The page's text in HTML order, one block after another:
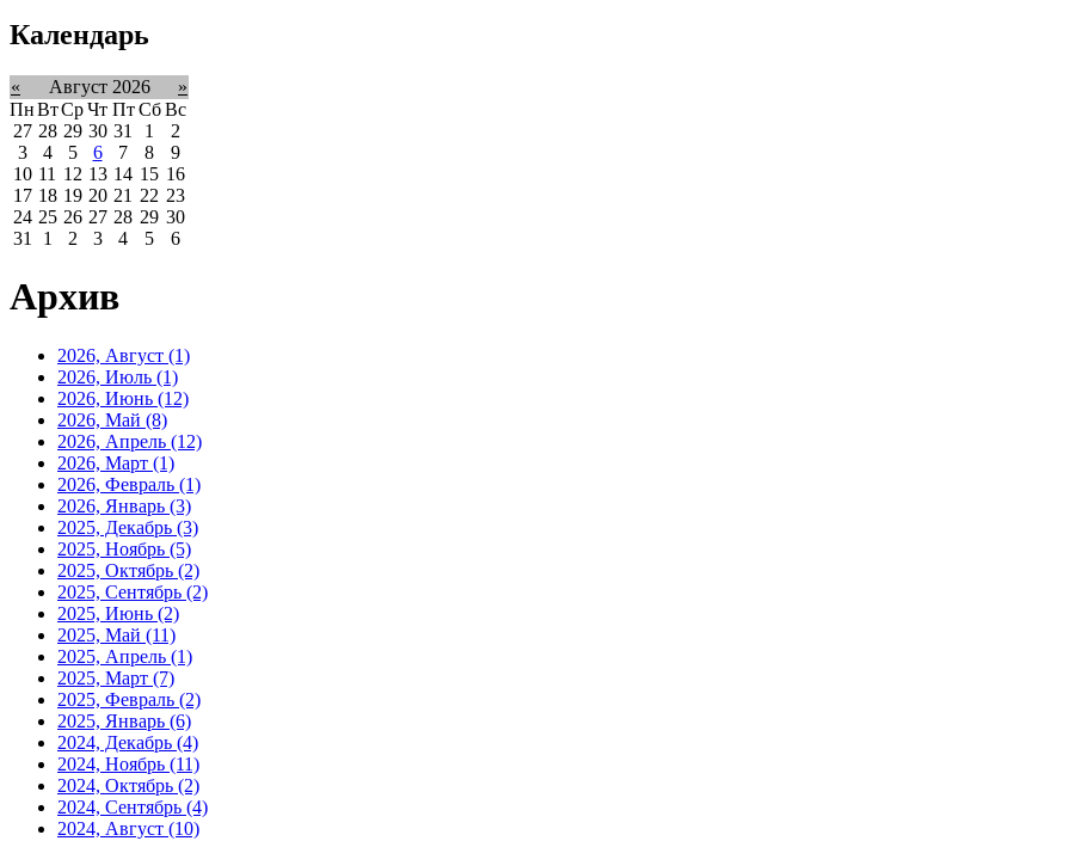
Календарь
« Август 2026
»
ПнВтСрЧт Пт Сб Вс
27 28 29 30 31 1
2
3
4 5 6 7 8
9
10 11 12 13 14 15 16
17 18 19 20 21 22 23
24 25 26 27 28 29 30
31
1 2 3 4 5 6
Архив
2026, Август (1)
2026, Июль (1)
2026, Июнь (12)
2026, Май (8)
2026, Апрель (12)
2026, Март (1)
2026, Февраль (1)
2026, Январь (3)
2025, Декабрь (3)
2025, Ноябрь (5)
2025, Октябрь (2)
2025, Сентябрь (2)
2025, Июнь (2)
2025, Май (11)
2025, Апрель (1)
2025, Март (7)
2025, Февраль (2)
2025, Январь (6)
2024, Декабрь (4)
2024, Ноябрь (11)
2024, Октябрь (2)
2024, Сентябрь (4)
2024, Август (10)